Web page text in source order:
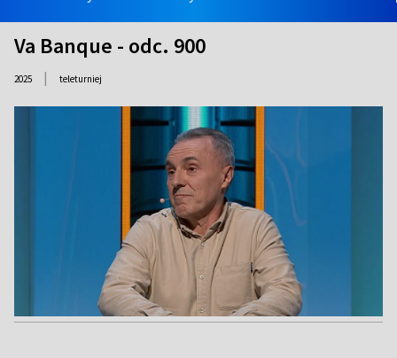
Va Banque - odc. 900
2025 | teleturniej